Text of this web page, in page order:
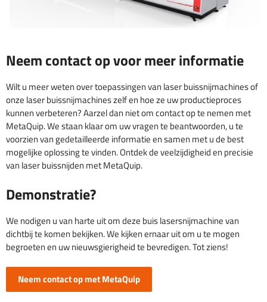
Neem contact op voor meer informatie
Wilt u meer weten over toepassingen van laser buissnijmachines of
onze laser buissnijmachines zelf en hoe ze uw productieproces
kunnen verbeteren? Aarzel dan niet om contact op te nemen met
MetaQuip. We staan klaar om uw vragen te beantwoorden, u te
voorzien van gedetailleerde informatie en samen met u de best
mogelijke oplossing te vinden. Ontdek de veelzijdigheid en precisie
van laser buissnijden met MetaQuip.
Demonstratie?
We nodigen u van harte uit om deze buis lasersnijmachine van
dichtbij te komen bekijken. We kijken ernaar uit om u te mogen
begroeten en uw nieuwsgierigheid te bevredigen. Tot ziens!
Neem contact op met MetaQuip